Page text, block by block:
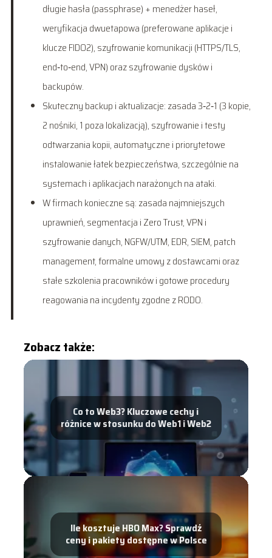
długie hasła (passphrase) + menedżer haseł,
weryfikacja dwuetapowa (preferowane aplikacje i
klucze FIDO2), szyfrowanie komunikacji (HTTPS/TLS,
end‑to‑end, VPN) oraz szyfrowanie dysków i
backupów.
Skuteczny backup i aktualizacje: zasada 3‑2‑1 (3 kopie,
2 nośniki, 1 poza lokalizacją), szyfrowanie i testy
odtwarzania kopii, automatyczne i priorytetowe
instalowanie łatek bezpieczeństwa, szczególnie na
systemach i aplikacjach narażonych na ataki.
W firmach konieczne są: zasada najmniejszych
uprawnień, segmentacja i Zero Trust, VPN i
szyfrowanie danych, NGFW/UTM, EDR, SIEM, patch
management, formalne umowy z dostawcami oraz
stałe szkolenia pracowników i gotowe procedury
reagowania na incydenty zgodne z RODO.
Zobacz także:
Co to Web3? Kluczowe cechy i
różnice w stosunku do Web1 i Web2
Ile kosztuje HBO Max? Sprawdź
ceny i pakiety dostępne w Polsce